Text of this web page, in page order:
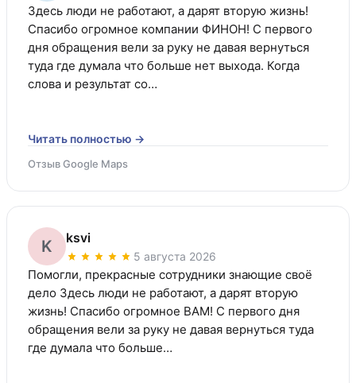
Здесь люди не работают, а дарят вторую жизнь!
Спасибо огромное компании ФИНОН! С первого
дня обращения вели за руку не давая вернуться
туда где думала что больше нет выхода. Когда
слова и результат со…
Читать полностью →
Отзыв Google Maps
K ksvi
5 августа 2026
Помогли, прекрасные сотрудники знающие своё
дело Здесь люди не работают, а дарят вторую
жизнь! Спасибо огромное ВАМ! С первого дня
обращения вели за руку не давая вернуться туда
где думала что больше…